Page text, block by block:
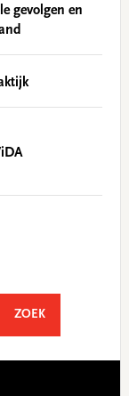
gevolgen en
ZOEKSEARCH